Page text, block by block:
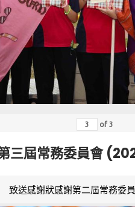
of 3
三屆常務委員會
致送感謝狀感謝第二屆常務委